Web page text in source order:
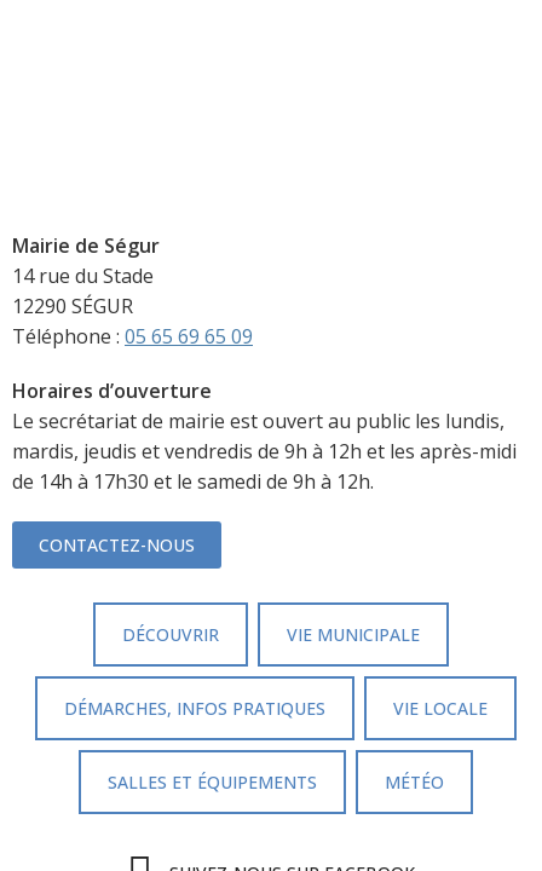
Mairie de Ségur
14 rue du Stade
12290 SÉGUR
Téléphone : 05 65 69 65 09
Horaires d’ouverture
Le secrétariat de mairie est ouvert au public les lundis,
mardis, jeudis et vendredis de 9h à 12h et les après-midi
de 14h à 17h30 et le samedi de 9h à 12h.
CONTACTEZ-NOUS
DÉCOUVRIR VIE MUNICIPALE
DÉMARCHES, INFOS PRATIQUES VIE LOCALE
SALLES ET ÉQUIPEMENTS MÉTÉO